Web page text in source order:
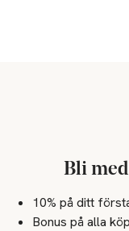
Bli
10% på ditt
Bonus på alla köp